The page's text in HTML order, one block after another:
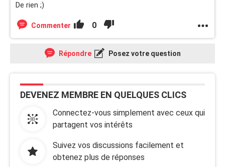
De rien ;)
Commenter 0
Répondre Posez votre question
DEVENEZ MEMBRE EN QUELQUES CLICS
Connectez-vous simplement avec ceux qui
partagent vos intérêts
Suivez vos discussions facilement et
obtenez plus de réponses